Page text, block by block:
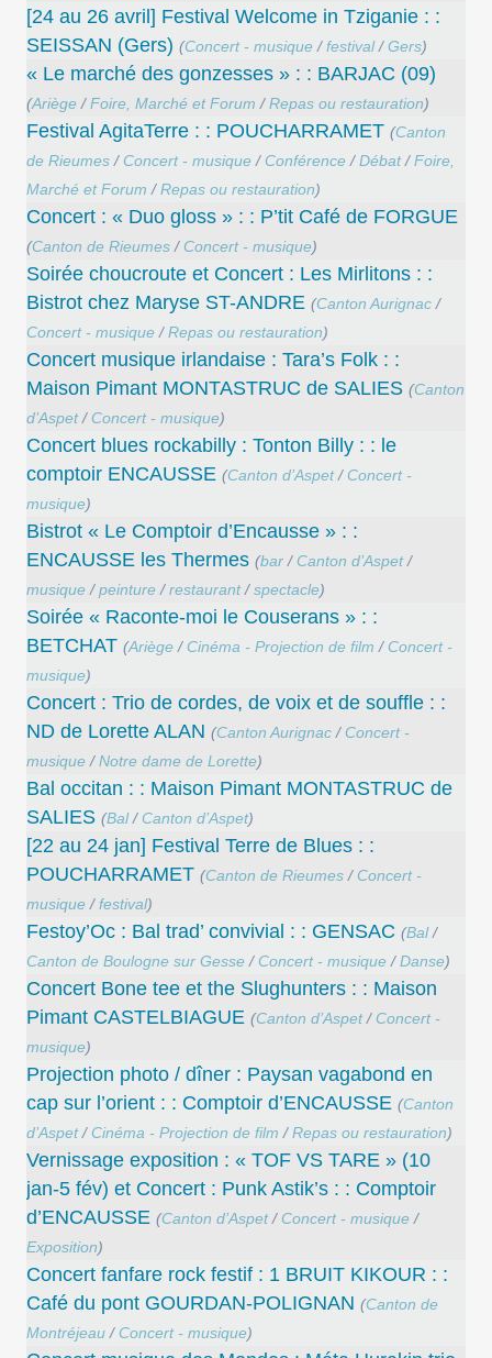
[24 au 26 avril] Festival Welcome in Tziganie : :
SEISSAN (Gers) (Concert - musique /festival/Gers)
« Le marché des gonzesses » : : BARJAC (09)
(Ariège /Foire, Marché et Forum /Repas ou restauration)
Festival AgitaTerre : : POUCHARRAMET (Canton
de Rieumes / Concert - musique / Conférence /Débat/Foire,
Marché et Forum /Repas ou restauration)
Concert : « Duo gloss » : : P’tit Café de FORGUE
(Canton de Rieumes / Concert - musique)
Soirée choucroute et Concert : Les Mirlitons : :
Bistrot chez Maryse ST-ANDRE (Canton Aurignac /
Concert - musique /Repas ou restauration)
Concert musique irlandaise : Tara’s Folk : :
Maison Pimant MONTASTRUC de SALIES (Canton
d’Aspet/ Concert - musique)
Concert blues rockabilly : Tonton Billy : : le
comptoir ENCAUSSE (Canton d’Aspet/ Concert -
musique)
Bistrot « Le Comptoir d’Encausse » : :
ENCAUSSE les Thermes (bar / Canton d’Aspet/
musique /peinture /restaurant/spectacle)
Soirée « Raconte-moi le Couserans » : :
BETCHAT (Ariège / Cinéma - Projection de film / Concert -
musique)
Concert : Trio de cordes, de voix et de souffle : :
ND de Lorette ALAN (Canton Aurignac / Concert -
musique /Notre dame de Lorette)
Bal occitan : : Maison Pimant MONTASTRUC de
SALIES (Bal/ Canton d’Aspet)
[22 au 24 jan] Festival Terre de Blues : :
POUCHARRAMET (Canton de Rieumes / Concert -
musique /festival)
Festoy’Oc : Bal trad’ convivial : : GENSAC (Bal/
Canton de Boulogne sur Gesse / Concert - musique /Danse)
Concert Bone tee et the Slughunters : : Maison
Pimant CASTELBIAGUE (Canton d’Aspet/ Concert -
musique)
Projection photo / dîner : Paysan vagabond en
cap sur l’orient : : Comptoir d’ENCAUSSE (Canton
d’Aspet/ Cinéma - Projection de film /Repas ou restauration)
Vernissage exposition : « TOF VS TARE » (10
jan-5 fév) et Concert : Punk Astik’s : : Comptoir
d’ENCAUSSE (Canton d’Aspet/ Concert - musique /
Exposition)
Concert fanfare rock festif : 1 BRUIT KIKOUR : :
Café du pont GOURDAN-POLIGNAN (Canton de
Montréjeau / Concert - musique)